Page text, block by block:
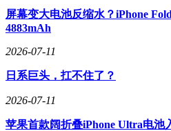
屏幕变大电池反缩水？iPhone
4883mAh
2026-07-11
日系巨头，扛不住了？
2026-07-11
苹果首款阔折叠iPhone Ultra电池